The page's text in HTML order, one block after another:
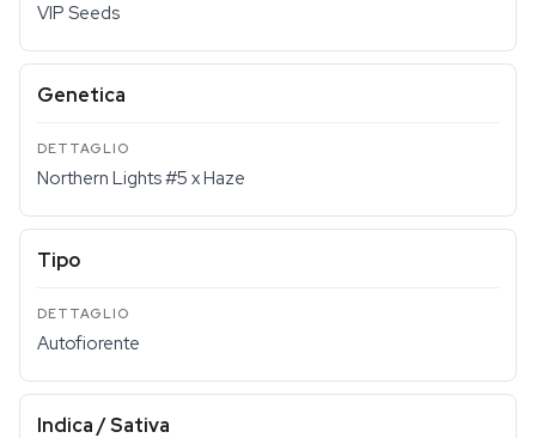
VIP Seeds
Genetica
Northern Lights #5 x Haze
Tipo
Autofiorente
Indica / Sativa